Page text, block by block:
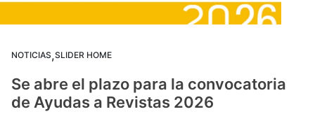
NOTICIAS,SLIDER HOME
Se abre el plazo para la convocatoria
de Ayudas a Revistas 2026